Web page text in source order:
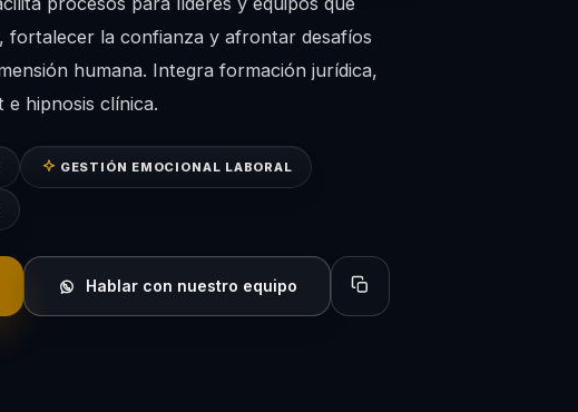
fortalecer la confianza y afrontar desafíos
humana. Integra formación jurídica,
e hipnosis clínica.
GESTIÓN EMOCIONAL LABORAL
Hablar con nuestro equipo Copiar perfil para compartir